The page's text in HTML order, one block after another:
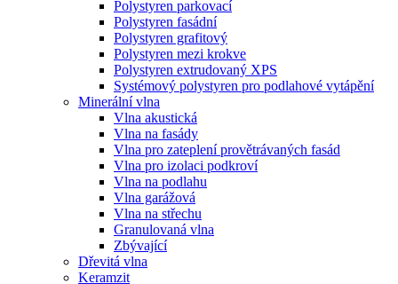
Polystyren parkovací
Polystyren fasádní
Polystyren grafitový
Polystyren mezi krokve
Polystyren extrudovaný XPS
Systémový polystyren pro podlahové vytápění
Minerální vlna
Vlna akustická
Vlna na fasády
Vlna pro zateplení provětrávaných fasád
Vlna pro izolaci podkroví
Vlna na podlahu
Vlna garážová
Vlna na střechu
Granulovaná vlna
Zbývající
Dřevitá vlna
Keramzit